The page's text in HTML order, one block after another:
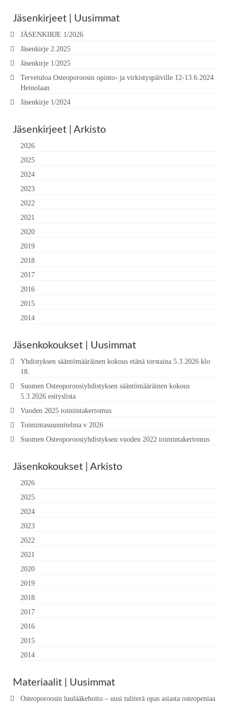
Jäsenkirjeet | Uusimmat
JÄSENKIRJE 1/2026
Jäsenkirje 2.2025
Jäsenkirje 1/2025
Tervetuloa Osteoporoosin opinto- ja virkistyspäiville 12-13.6.2024
Heinolaan
Jäsenkirje 1/2024
Jäsenkirjeet | Arkisto
2026
2025
2024
2023
2022
2021
2020
2019
2018
2017
2016
2015
2014
Jäsenkokoukset | Uusimmat
Yhdistyksen sääntömääräinen kokous etänä torstaina 5.3.2026 klo
18.
Suomen Osteoporoosiyhdistyksen sääntömääräinen kokous
5.3.2026 esityslista
Vuoden 2025 toimintakertomus
Toimintasuunnitelma v 2026
Suomen Osteoporoosiyhdistyksen vuoden 2022 toimintakertomus
Jäsenkokoukset | Arkisto
2026
2025
2024
2023
2022
2021
2020
2019
2018
2017
2016
2015
2014
Materiaalit | Uusimmat
Osteoporoosin luulääkehoito – uusi tuliterä opas asiasta osteopeniaa